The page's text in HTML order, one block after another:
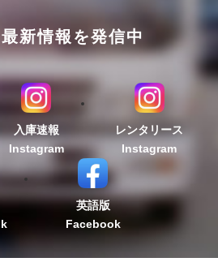
新情報を発信中
入庫速報
Instagram
レンタリース
Instagram
英語版
Facebook